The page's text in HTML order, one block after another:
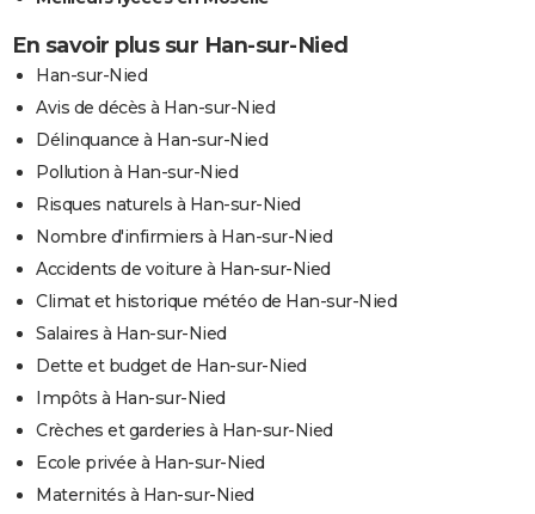
En savoir plus sur Han-sur-Nied
Han-sur-Nied
Avis de décès à Han-sur-Nied
Délinquance à Han-sur-Nied
Pollution à Han-sur-Nied
Risques naturels à Han-sur-Nied
Nombre d'infirmiers à Han-sur-Nied
Accidents de voiture à Han-sur-Nied
Climat et historique météo de Han-sur-Nied
Salaires à Han-sur-Nied
Dette et budget de Han-sur-Nied
Impôts à Han-sur-Nied
Crèches et garderies à Han-sur-Nied
Ecole privée à Han-sur-Nied
Maternités à Han-sur-Nied